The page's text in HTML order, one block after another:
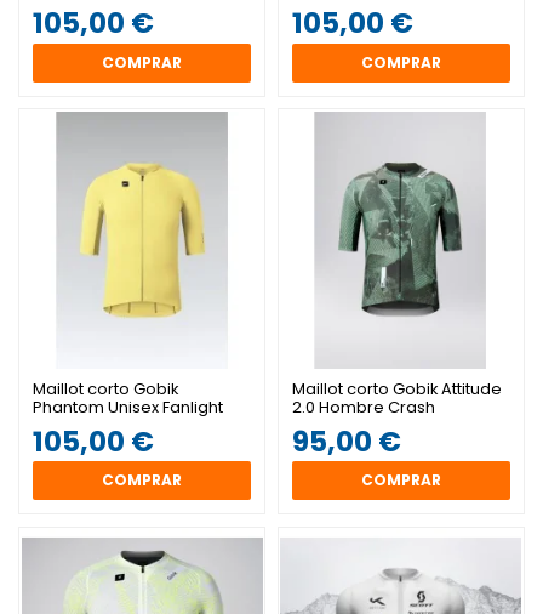
105,00 €
COMPRAR
105,00 €
COMPRAR
Maillot corto Gobik
Phantom Unisex Fanlight
105,00 €
COMPRAR
Maillot corto Gobik Attitude
2.0 Hombre Crash
95,00 €
COMPRAR